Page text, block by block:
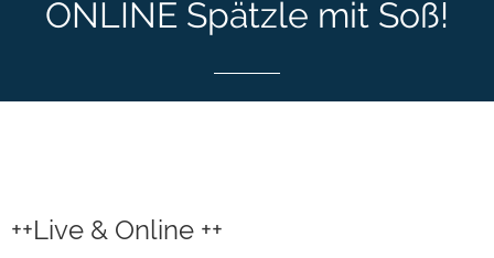
ONLINE Spätzle mit Soß!
++Live & Online ++